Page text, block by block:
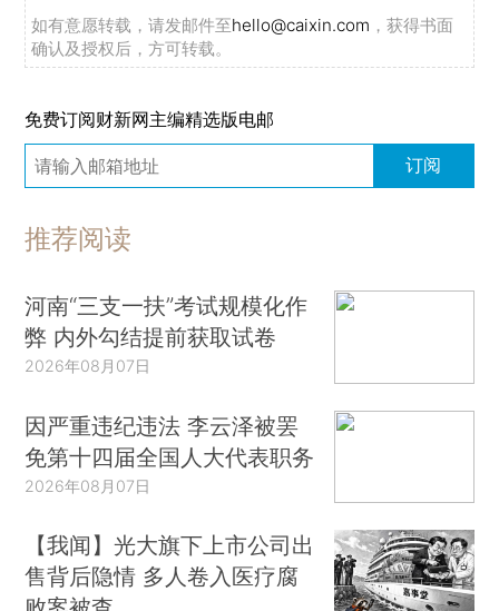
如有意愿转载，请发邮件至hello@caixin.com ，获得书面
确认及授权后，方可转载。
免费订阅财新网主编精选版电邮
订阅
推荐阅读
河南“三支一扶”考试规模化作
弊 内外勾结提前获取试卷
2026年08月07日
因严重违纪违法 李云泽被罢
免第十四届全国人大代表职务
2026年08月07日
【我闻】光大旗下上市公司出
售背后隐情 多人卷入医疗腐